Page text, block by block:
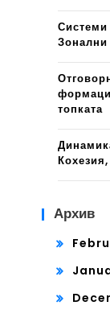
Зонални
топката
Архив